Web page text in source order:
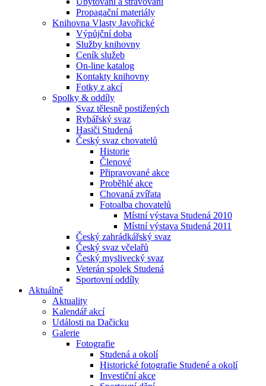
Propagační materiály
Knihovna Vlasty Javořické
Výpůjční doba
Služby knihovny
Ceník služeb
On-line katalog
Kontakty knihovny
Fotky z akcí
Spolky & oddíly
Svaz tělesně postižených
Rybářský svaz
Hasiči Studená
Český svaz chovatelů
Historie
Členové
Připravované akce
Proběhlé akce
Chovaná zvířata
Fotoalba chovatelů
Místní výstava Studená 2010
Místní výstava Studená 2011
Český zahrádkářský svaz
Český svaz včelařů
Český myslivecký svaz
Veterán spolek Studená
Sportovní oddíly
Aktuálně
Aktuality
Kalendář akcí
Události na Dačicku
Galerie
Fotografie
Studená a okolí
Historické fotografie Studené a okolí
Investiční akce